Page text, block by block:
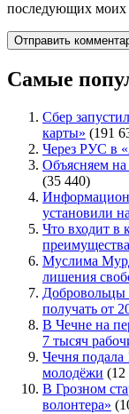
последующих моих
Самые
Сбер
карты» (191
Через РУС в
Объясняем на
(35 440)
установили
Что входит в
преимущества
Муслима
лишения
Добровольцы
получать от
В Чечне на
7 тысяч
Чечня подала
молодёжи (12
В Грозном
волонтера»